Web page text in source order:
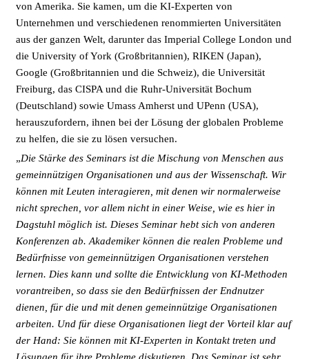
von Amerika. Sie kamen, um die KI-Experten von
Unternehmen und verschiedenen renommierten Universitäten
aus der ganzen Welt, darunter das Imperial College London und
die University of York (Großbritannien), RIKEN (Japan),
Google (Großbritannien und die Schweiz), die Universität
Freiburg, das CISPA und die Ruhr-Universität Bochum
(Deutschland) sowie Umass Amherst und UPenn (USA),
herauszufordern, ihnen bei der Lösung der globalen Probleme
zu helfen, die sie zu lösen versuchen.
„Die Stärke des Seminars ist die Mischung von Menschen aus
gemeinnützigen Organisationen und aus der Wissenschaft. Wir
können mit Leuten interagieren, mit denen wir normalerweise
nicht sprechen, vor allem nicht in einer Weise, wie es hier in
Dagstuhl möglich ist. Dieses Seminar hebt sich von anderen
Konferenzen ab. Akademiker können die realen Probleme und
Bedürfnisse von gemeinnützigen Organisationen verstehen
lernen. Dies kann und sollte die Entwicklung von KI-Methoden
vorantreiben, so dass sie den Bedürfnissen der Endnutzer
dienen, für die und mit denen gemeinnützige Organisationen
arbeiten. Und für diese Organisationen liegt der Vorteil klar auf
der Hand: Sie können mit KI-Experten in Kontakt treten und